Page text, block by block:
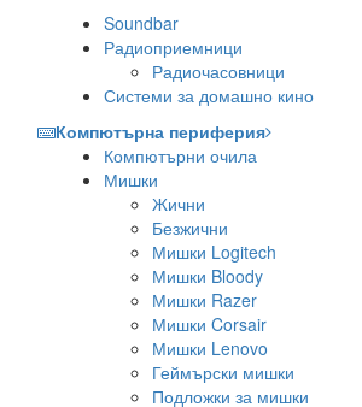
Soundbar
Радиоприемници
Радиочасовници
Системи за домашно кино
Компютърна периферия
Компютърни очила
Мишки
Жични
Безжични
Мишки Logitech
Мишки Bloody
Мишки Razer
Мишки Corsair
Мишки Lenovo
Геймърски мишки
Подложки за мишки